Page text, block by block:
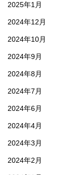
2025年1月
2024年12月
2024年10月
2024年9月
2024年8月
2024年7月
2024年6月
2024年4月
2024年3月
2024年2月